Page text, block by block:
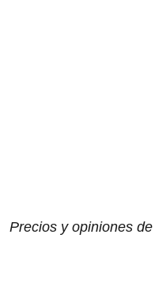
Precios y opiniones